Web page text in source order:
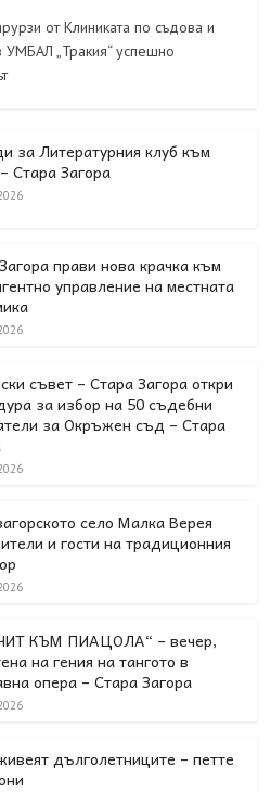
от Клиниката по съдова и
УМБАЛ „Тракия“ успешно
за Литературния клуб към
Стара Загора
прави нова крачка към
управление на местната
съвет – Стара Загора откри
за избор на 50 съдебни
за Окръжен съд – Стара
село Малка Верея
и гости на традиционния
КЪМ ПИАЦОЛА“ – вечер,
на гения на тангото в
опера – Стара Загора
дълголетниците – петте